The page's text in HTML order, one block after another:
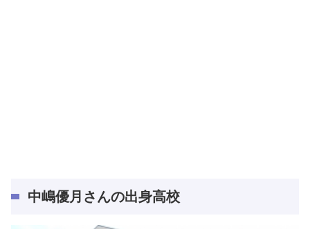
中嶋優月さんの出身高校